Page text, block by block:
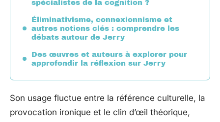
spécialistes de la cognition ?
Éliminativisme, connexionnisme et
autres notions clés : comprendre les
débats autour de Jerry
Des œuvres et auteurs à explorer pour
approfondir la réflexion sur Jerry
Son usage fluctue entre la référence culturelle, la
provocation ironique et le clin d’œil théorique,